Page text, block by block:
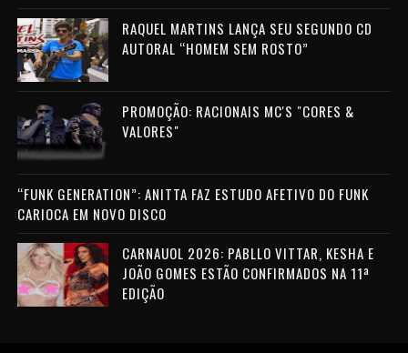
RAQUEL MARTINS LANÇA SEU SEGUNDO CD
AUTORAL “HOMEM SEM ROSTO”
PROMOÇÃO: RACIONAIS MC'S "CORES &
VALORES"
“FUNK GENERATION”: ANITTA FAZ ESTUDO AFETIVO DO FUNK
CARIOCA EM NOVO DISCO
CARNAUOL 2026: PABLLO VITTAR, KESHA E
JOÃO GOMES ESTÃO CONFIRMADOS NA 11ª
EDIÇÃO